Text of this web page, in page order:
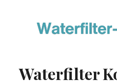
Waterfilter